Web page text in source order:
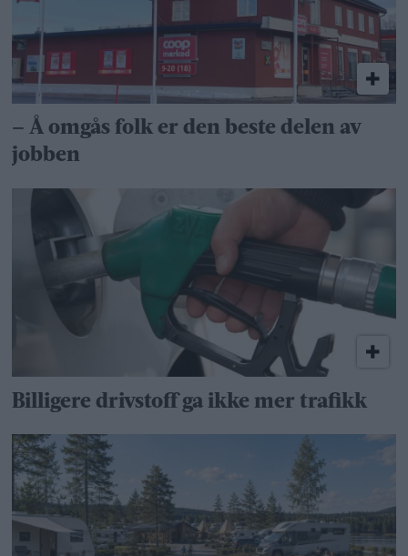
– Å omgås folk er den beste delen av
jobben
Billigere drivstoff ga ikke mer trafikk